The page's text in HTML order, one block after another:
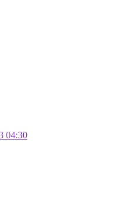
04:30